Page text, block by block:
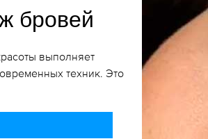
бровей
выполняет
техник. Это